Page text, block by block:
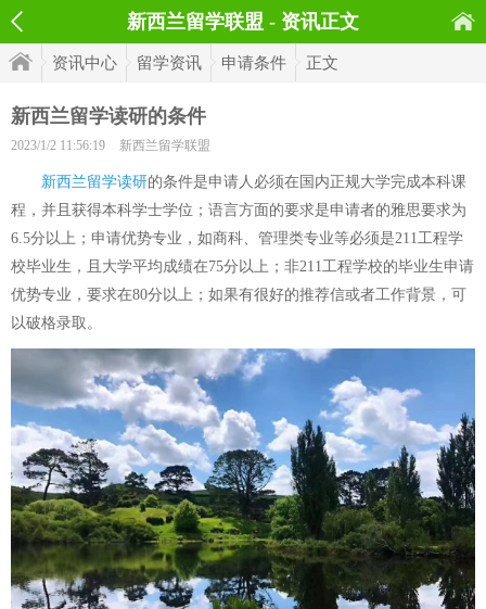
新西兰留学联盟 - 资讯正文
资讯中心 留学资讯 申请条件 正文
新西兰留学读研的条件
2023/1/2 11:56:19 新西兰留学联盟
新西兰留学读研的条件是申请人必须在国内正规大学完成本科课
程，并且获得本科学士学位；语言方面的要求是申请者的雅思要求为
6.5分以上；申请优势专业，如商科、管理类专业等必须是211工程学
校毕业生，且大学平均成绩在75分以上；非211工程学校的毕业生申请
优势专业，要求在80分以上；如果有很好的推荐信或者工作背景，可
以破格录取。